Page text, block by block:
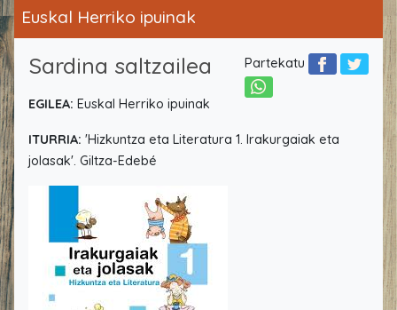
Euskal Herriko ipuinak
Partekatu
Sardina saltzailea
EGILEA: Euskal Herriko ipuinak
ITURRIA: 'Hizkuntza eta Literatura 1. Irakurgaiak eta
jolasak'. Giltza-Edebé